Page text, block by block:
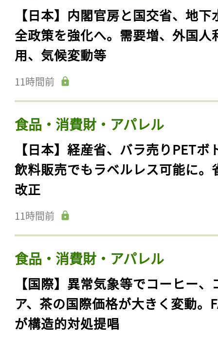
【日本】内閣官房と国交省、地下
全政策を強化へ。需要増、外国人
用、気候変動等
11時間前
食品・消費財・アパレル
【日本】経産省、バラ売りPETボ
飲料販売でもラベルレス可能に。
改正
11時間前
食品・消費財・アパレル
【国際】異常気象等でコーヒー、
ア、茶の国際価格が大きく変動。
が構造的対処提唱